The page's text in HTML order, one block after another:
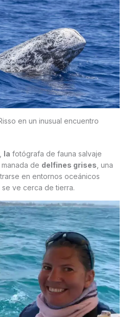
en un inusual encuentro
la fotógrafa de fauna salvaje
de delfines grises , una
en entornos oceánicos
ve cerca de tierra.